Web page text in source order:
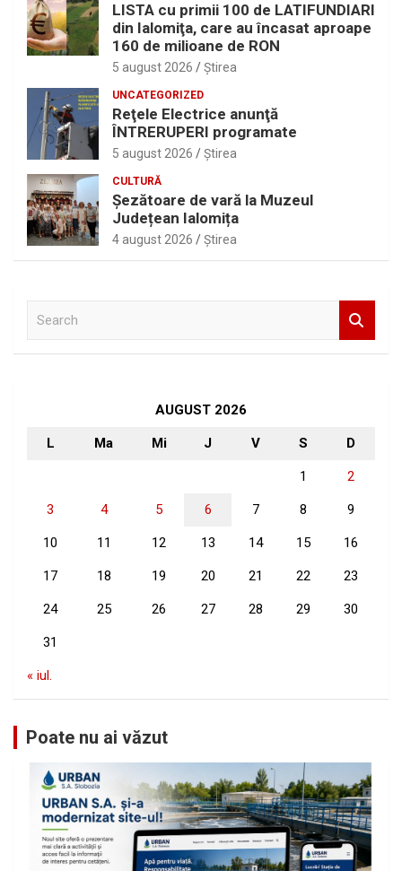
LISTA cu primii 100 de LATIFUNDIARI
din Ialomiţa, care au încasat aproape
160 de milioane de RON
5 august 2026 Ştirea
UNCATEGORIZED
Reţele Electrice anunţă
ÎNTRERUPERI programate
5 august 2026 Ştirea
CULTURĂ
Șezătoare de vară la Muzeul
Județean Ialomița
4 august 2026 Ştirea
AUGUST 2026
L Ma Mi J V S D
1 2
3 4 5 6 7 8 9
10 11 12 13 14 15 16
17 18 19 20 21 22 23
24 25 26 27 28 29 30
31
« iul.
Poate nu ai văzut